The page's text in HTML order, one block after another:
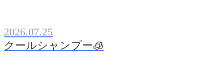
2026.07.25
クールシャンプー🧊